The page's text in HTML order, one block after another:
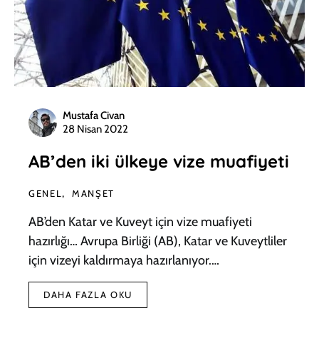
Mustafa Civan
28 Nisan 2022
AB’den iki ülkeye vize muafiyeti
GENEL MANŞET
AB’den Katar ve Kuveyt için vize muafiyeti
hazırlığı… Avrupa Birliği (AB), Katar ve Kuveytliler
için vizeyi kaldırmaya hazırlanıyor.…
DAHA FAZLA OKU